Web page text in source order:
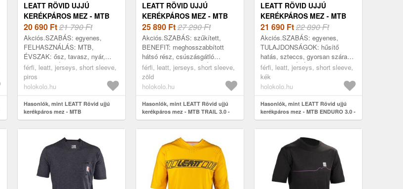
LEATT RÖVID UJJÚ
KERÉKPÁROS MEZ - MTB
ALLMOUNTAIN 2.0 - PIROS
20 690 Ft21 790 Ft
Akciós.SZABÁS: egyenes,
FELHASZNÁLÁS: MTB,
ÉVSZAK: ősz, tavasz, nyár,
KIVITELEZÉS: fényvisszaverő
elemek, HOSSZ: rövid ujj,
ANYAG: TENCEL™, Poliamid,
férfi, leatt, jerseys, short sleeve,
piros
holokolo.hu
Hasonlók, mint LEATT Rövid ujjú
kerékpáros mez - MTB
ALLMOUNTAIN 2.0 - piros
LEATT RÖVID UJJÚ
KERÉKPÁROS MEZ - MTB
TRAIL 3.0 - ZÖLD
25 890 Ft27 290 Ft
Akciós.SZABÁS: szűkített,
BENEFIT: meghosszabbított
hátsó rész, csúszásgátló
elemek, TULAJDONSÁGOK:
ergonomikus, szteccs, könnyű,
BEKAPCSOLÁS: YKK® cipzár...
férfi, leatt, jerseys, short sleeve,
zöld
holokolo.hu
Hasonlók, mint LEATT Rövid ujjú
kerékpáros mez - MTB TRAIL 3.0 -
zöld
LEATT RÖVID UJJÚ
KERÉKPÁROS MEZ - MTB
ENDURO 3.0 - KÉK
21 690 Ft22 890 Ft
Akciós.SZABÁS: egyenes,
TULAJDONSÁGOK: hűsítő
hatás, szteccs, gyorsan száradó,
FELHASZNÁLÁS: enduro, MTB,
ÉVSZAK: ősz, tavasz, nyár,
HOSSZ: rövid ujj, ANY...
férfi, leatt, jerseys, short sleeve,
kék
holokolo.hu
Hasonlók, mint LEATT Rövid ujjú
kerékpáros mez - MTB ENDURO 3.0 -
kék